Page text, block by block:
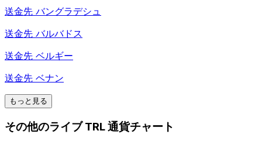
送金先 バングラデシュ
送金先 バルバドス
送金先 ベルギー
送金先 ベナン
もっと見る
その他のライブ TRL 通貨チャート